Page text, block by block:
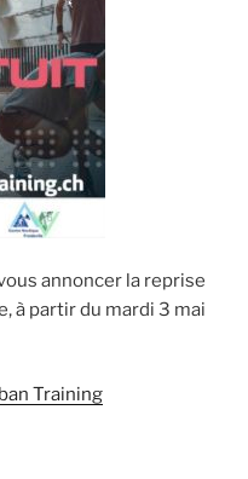
annoncer la reprise
à partir du mardi 3 mai
Training